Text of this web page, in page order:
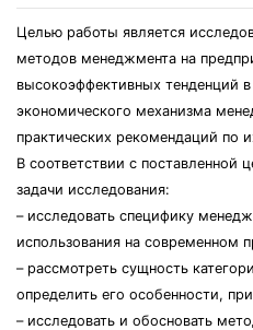
Целью работы является
методов менеджмента на
высокоэффективных тенденций
экономического механизма
практических рекомендаций по
В соответствии с поставленной
задачи исследования:
– исследовать специфику
использования на современном
– рассмотреть сущность
определить его особенности,
– исследовать и обосновать